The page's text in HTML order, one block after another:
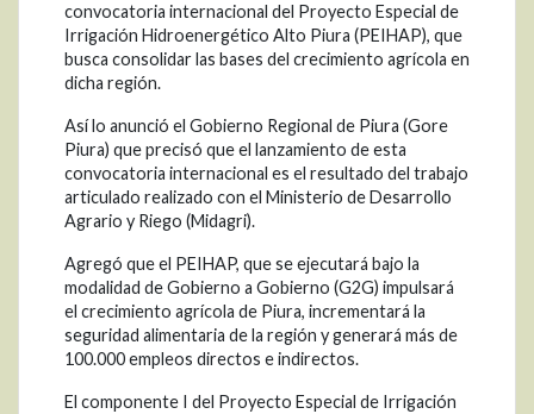
convocatoria internacional del Proyecto Especial de
Irrigación Hidroenergético Alto Piura (PEIHAP), que
busca consolidar las bases del crecimiento agrícola en
dicha región.
Así lo anunció el Gobierno Regional de Piura (Gore
Piura) que precisó que el lanzamiento de esta
convocatoria internacional es el resultado del trabajo
articulado realizado con el Ministerio de Desarrollo
Agrario y Riego (Midagri).
Agregó que el PEIHAP, que se ejecutará bajo la
modalidad de Gobierno a Gobierno (G2G) impulsará
el crecimiento agrícola de Piura, incrementará la
seguridad alimentaria de la región y generará más de
100.000 empleos directos e indirectos.
El componente I del Proyecto Especial de Irrigación